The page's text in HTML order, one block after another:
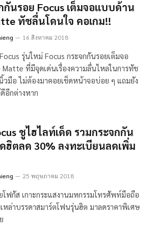
กันรอย Focus เต็มจอแบบด้าน
ทัชลื่นโดนใจ คอเกม!!
16 สิงหาคม 2018
รุ่นใหม่ Focus กระจกกันรอยเต็มจอ
ที่มีจุดเด่นเรื่องความลื่นไหลในการทัช
วมือ ไม่ต้องมาคอยเช็ดหน้าจอบ่อย ๆ แถมยัง
อีกต่างหาก
ชูไฮไลท์เด็ด รวมกระจกกัน
ฮิตลด 30% ลงทะเบียนลดเพิ่ม
25 พฤษภาคม 2018
ฟกัส เกาะกระแสงานมหกรรมโทรศัพท์มือถือ
หล่าบรรดาสมาร์ตโฟนรุ่นฮิต มาลดราคาพิเศษ